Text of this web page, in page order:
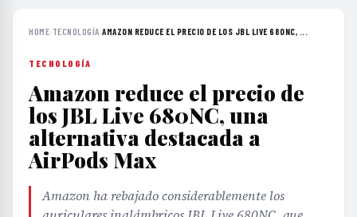
HOME› TECNOLOGÍA›AMAZON REDUCE EL PRECIO DE LOS JBL LIVE 680NC, ...
TECNOLOGÍA
Amazon reduce el precio de
los JBL Live 680NC, una
alternativa destacada a
AirPods Max
Amazon ha rebajado considerablemente los